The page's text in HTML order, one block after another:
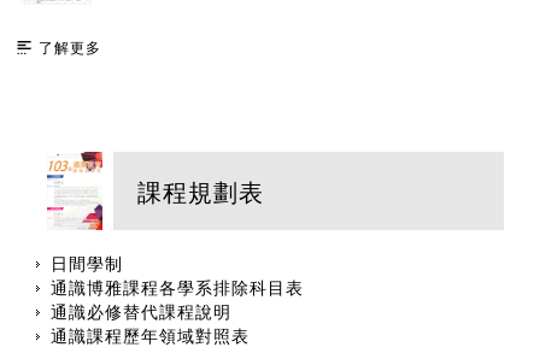
了解更多
課程規劃表
日間學制
通識博雅課程各學系排除科目表
通識必修替代課程說明
通識課程歷年領域對照表